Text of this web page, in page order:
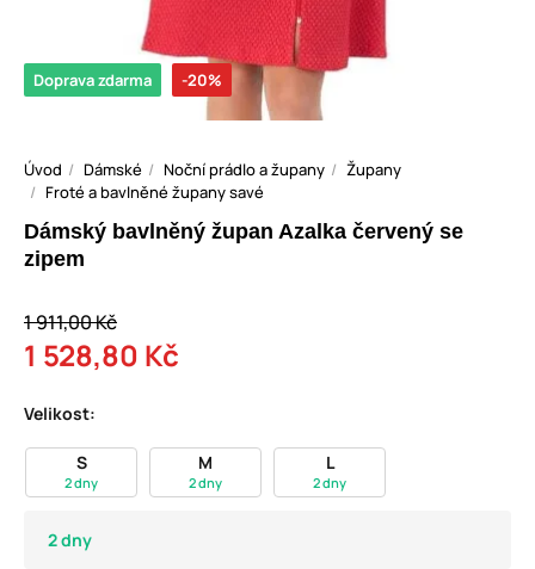
Doprava zdarma -20%
Úvod Dámské Noční prádlo a župany
Župany
Froté a bavlněné župany savé
Dámský bavlněný župan Azalka červený se
zipem
1 911,00 Kč
1 528,80 Kč
Velikost:
S
2 dny
M
2 dny
L
2 dny
2 dny